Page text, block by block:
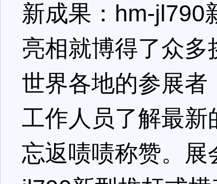
新成果：hm-jl790
亮相就博得了众
世界各地的参展
工作人员了解最
忘返啧啧称赞。